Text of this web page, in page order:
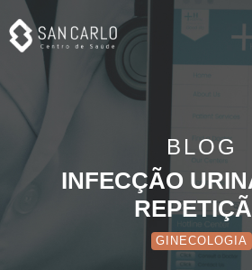
Infecção
BLOG
INFECÇÃO
GINECOLOGIA